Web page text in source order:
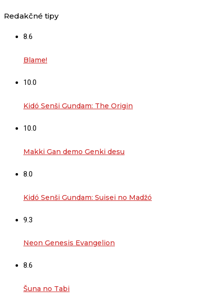
Redakčné tipy
8.6
Blame!
10.0
Kidó Senši Gundam: The Origin
10.0
Makki Gan demo Genki desu
8.0
Kidó Senši Gundam: Suisei no Madžó
9.3
Neon Genesis Evangelion
8.6
Šuna no Tabi